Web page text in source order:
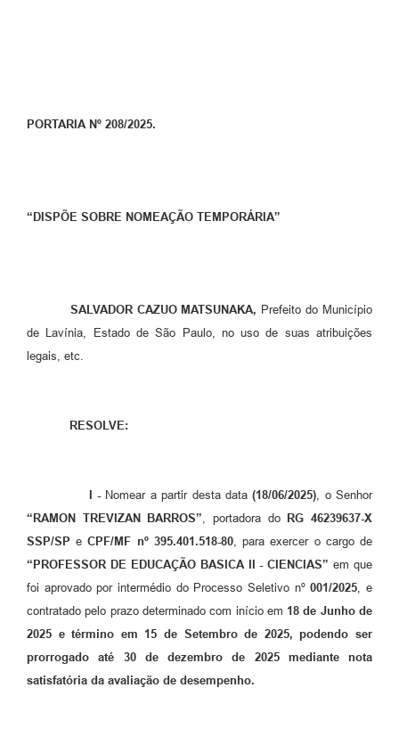
Editais
Contas Públicas
Previdência Complementar
Audiência Pública
Cultura
Planejamento
PORTARIA Nº 208/2025.
“DISPÕE SOBRE NOMEAÇÃO TEMPORÁRIA”
SALVADOR CAZUO MATSUNAKA, Prefeito do Município
de Lavínia, Estado de São Paulo, no uso de suas atribuições
legais, etc.
RESOLVE:
I - Nomear a partir desta data(18/06/2025) , o Senhor
“RAMON TREVIZAN BARROS” , portadora do RG46239637-X
SSP/SP eCPF/MF nº 395.401.518-80, para exercer o cargo de
“PROFESSOR DE EDUCAÇÃO BASICA II - CIENCIAS” em que
foi aprovado por intermédio do Processo Seletivo nº001/2025 , e
contratado pelo prazo determinado com início em 18 de Junho de
2025 e término em 15 de Setembro de 2025, podendo ser
prorrogado até 30 de dezembro de 2025 mediante nota
satisfatória da avaliação de desempenho.